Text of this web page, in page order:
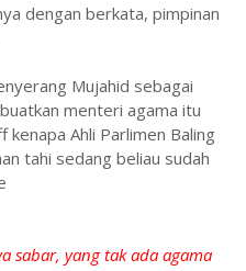
dengan berkata, pimpinan
Mujahid sebagai
menteri agama itu
Ahli Parlimen Baling
tahi sedang beliau sudah
sabar, yang tak ada agama